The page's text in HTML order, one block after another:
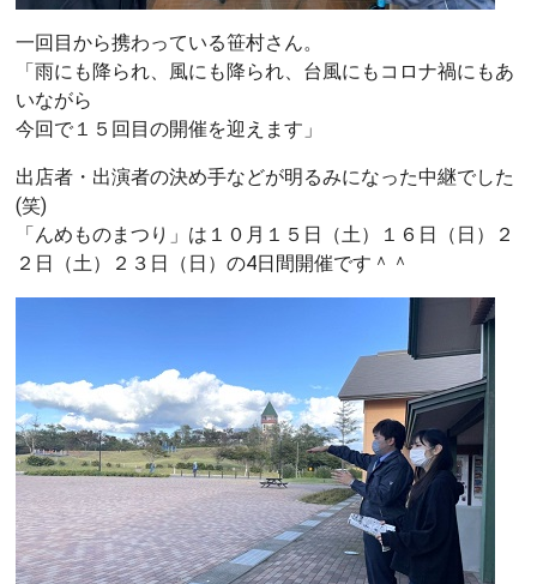
一回目から携わっている笹村さん。
「雨にも降られ、風にも降られ、台風にもコロナ禍にもあ
いながら
今回で１５回目の開催を迎えます」
出店者・出演者の決め手などが明るみになった中継でした
(笑)
「んめものまつり」は１０月１５日（土）１６日（日）２
２日（土）２３日（日）の4日間開催です＾＾